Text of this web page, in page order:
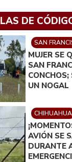
LAS DE
SAN
MUJER SE
SAN
CONCHOS;
UN NOGAL
CHIHUAHUA
AVIÓN SE
DURANTE